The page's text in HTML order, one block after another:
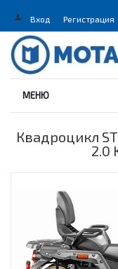
Вход Регистрация
МЕНЮ
Квадроцикл
2.0